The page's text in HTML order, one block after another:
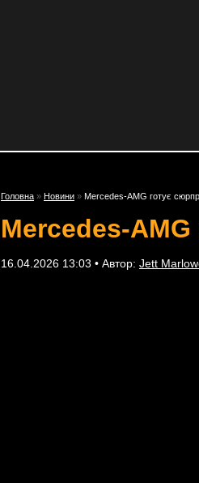
Головна » Новини » Mercedes-AMG готує
Mercedes-
16.04.2026 13:03 • Автор: Jett